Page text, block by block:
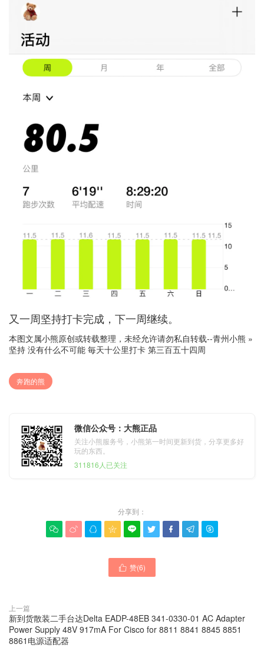
又一周坚持打卡完成，下一周继续。
本图文属小熊原创或转载整理，未经允许请勿私自转载--青州小熊 »
坚持 没有什么不可能 毎天十公里打卡 第三百五十四周
奔跑的熊
微信公众号：大熊正品
关注小熊服务号，小熊第一时间更新到货，分享更多好
玩的东西。
311816人已关注
分享到：
        
 赞(6)
上一篇
新到货散装二手台达Delta EADP-48EB 341-0330-01 AC Adapter
Power Supply 48V 917mA For Cisco for 8811 8841 8845 8851
8861电源适配器